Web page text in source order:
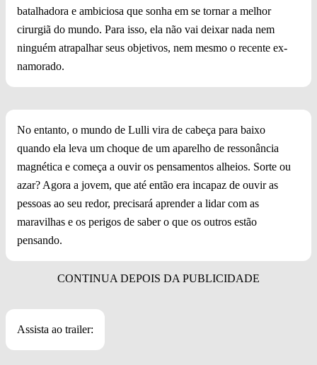
batalhadora e ambiciosa que sonha em se tornar a melhor
cirurgiã do mundo. Para isso, ela não vai deixar nada nem
ninguém atrapalhar seus objetivos, nem mesmo o recente ex-
namorado.
No entanto, o mundo de Lulli vira de cabeça para baixo
quando ela leva um choque de um aparelho de ressonância
magnética e começa a ouvir os pensamentos alheios. Sorte ou
azar? Agora a jovem, que até então era incapaz de ouvir as
pessoas ao seu redor, precisará aprender a lidar com as
maravilhas e os perigos de saber o que os outros estão
pensando.
Assista ao trailer: